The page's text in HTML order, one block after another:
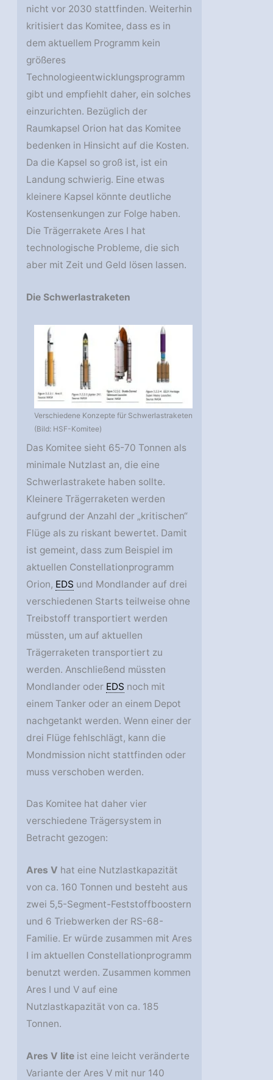
nicht vor 2030 stattfinden. Weiterhin
kritisiert das Komitee, dass es in
dem aktuellem Programm kein
größeres
Technologieentwicklungsprogramm
gibt und empfiehlt daher, ein solches
einzurichten. Bezüglich der
Raumkapsel Orion hat das Komitee
bedenken in Hinsicht auf die Kosten.
Da die Kapsel so groß ist, ist ein
Landung schwierig. Eine etwas
kleinere Kapsel könnte deutliche
Kostensenkungen zur Folge haben.
Die Trägerrakete Ares I hat
technologische Probleme, die sich
aber mit Zeit und Geld lösen lassen.
Die Schwerlastraketen
Verschiedene Konzepte für Schwerlastraketen
(Bild: HSF-Komitee)
Das Komitee sieht 65-70 Tonnen als
minimale Nutzlast an, die eine
Schwerlastrakete haben sollte.
Kleinere Trägerraketen werden
aufgrund der Anzahl der „kritischen“
Flüge als zu riskant bewertet. Damit
ist gemeint, dass zum Beispiel im
aktuellen Constellationprogramm
Orion, EDS und Mondlander auf drei
verschiedenen Starts teilweise ohne
Treibstoff transportiert werden
müssten, um auf aktuellen
Trägerraketen transportiert zu
werden. Anschließend müssten
Mondlander oder EDS noch mit
einem Tanker oder an einem Depot
nachgetankt werden. Wenn einer der
drei Flüge fehlschlägt, kann die
Mondmission nicht stattfinden oder
muss verschoben werden.
Das Komitee hat daher vier
verschiedene Trägersystem in
Betracht gezogen:
Ares V hat eine Nutzlastkapazität
von ca. 160 Tonnen und besteht aus
zwei 5,5-Segment-Feststoffboostern
und 6 Triebwerken der RS-68-
Familie. Er würde zusammen mit Ares
I im aktuellen Constellationprogramm
benutzt werden. Zusammen kommen
Ares I und V auf eine
Nutzlastkapazität von ca. 185
Tonnen.
Ares V lite ist eine leicht veränderte
Variante der Ares V mit nur 140